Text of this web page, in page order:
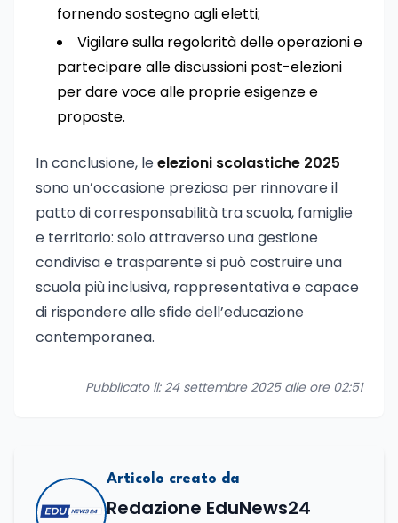
fornendo sostegno agli eletti;
Vigilare sulla regolarità delle operazioni e
partecipare alle discussioni post-elezioni
per dare voce alle proprie esigenze e
proposte.
In conclusione, leelezioni scolastiche 2025
sono un’occasione preziosa per rinnovare il
patto di corresponsabilità tra scuola, famiglie
e territorio: solo attraverso una gestione
condivisa e trasparente si può costruire una
scuola più inclusiva, rappresentativa e capace
di rispondere alle sfide dell’educazione
contemporanea.
Pubblicato il: 24 settembre 2025 alle ore 02:51
Articolo creato da
Redazione EduNews24